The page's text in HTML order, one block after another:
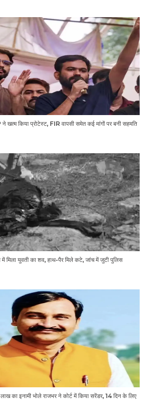
खत्म किया प्रोटेस्ट, FIR वापसी समेत कई मांगों पर बनी सहमति
में मिला युवती का शव, हाथ-पैर मिले कटे, जांच में जुटी पुलिस
का इनामी भोले राजभर ने कोर्ट में किया सरेंडर, 14 दिन के लिए